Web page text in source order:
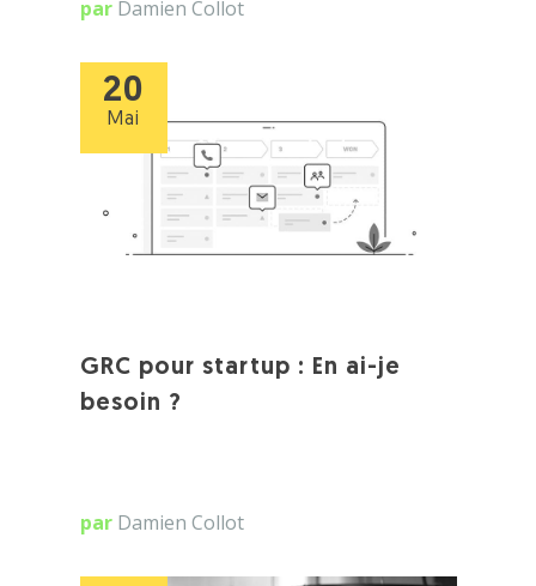
par Damien Collot
20
Mai
GRC pour startup : En ai-je
besoin ?
par Damien Collot